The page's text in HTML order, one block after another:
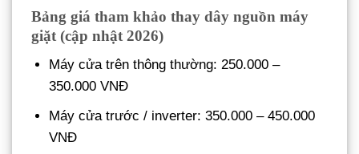
Bảng giá tham khảo thay dây nguồn máy
giặt (cập nhật 2026)
Máy cửa trên thông thường: 250.000 –
350.000 VNĐ
Máy cửa trước / inverter: 350.000 – 450.000
VNĐ